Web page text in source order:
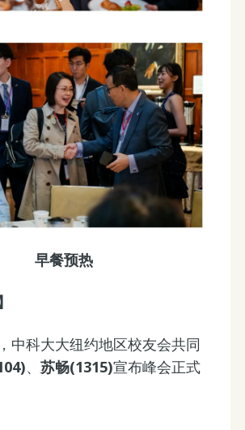
早餐预热
中科大大纽约地区校友会共同
、 苏畅(1315)宣布峰会正式